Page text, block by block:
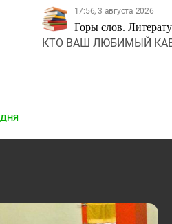
17:56, 3 августа 2026
Горы слов.
КТО ВАШ ЛЮБИМЫЙ